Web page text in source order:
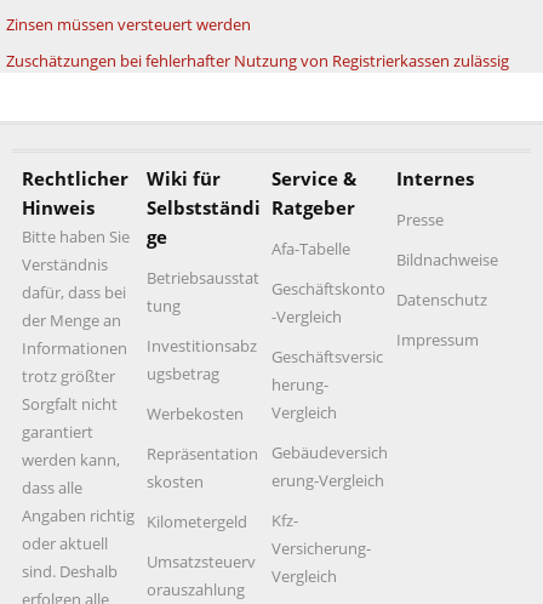
Zinsen müssen versteuert werden
Zuschätzungen bei fehlerhafter Nutzung von Registrierkassen zulässig
Rechtlicher
Hinweis
Bitte haben Sie
Verständnis
dafür, dass bei
der Menge an
Informationen
trotz größter
Sorgfalt nicht
garantiert
werden kann,
dass alle
Angaben richtig
oder aktuell
sind. Deshalb
erfolgen alle
Wiki für
Selbstständi
ge
Betriebsausstat
tung
Investitionsabz
ugsbetrag
Werbekosten
Repräsentation
skosten
Kilometergeld
Umsatzsteuerv
orauszahlung
Service &
Ratgeber
Afa-Tabelle
Geschäftskonto
-Vergleich
Geschäftsversic
herung-
Vergleich
Gebäudeversich
erung-Vergleich
Kfz-
Versicherung-
Vergleich
Internes
Presse
Bildnachweise
Datenschutz
Impressum